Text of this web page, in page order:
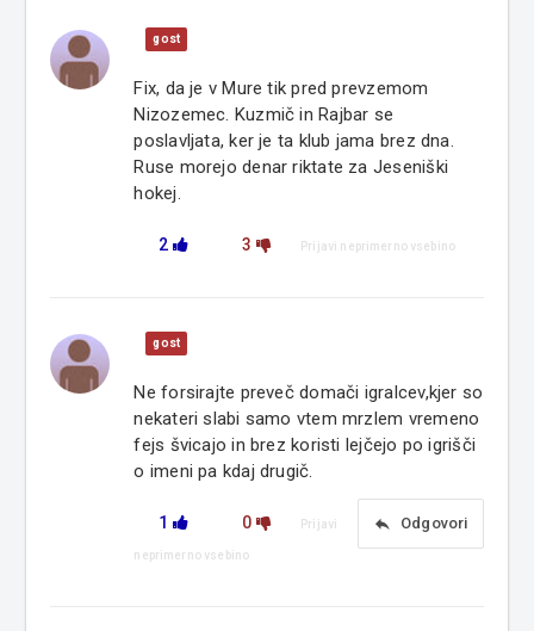
gost
Fix, da je v Mure tik pred prevzemom
Nizozemec. Kuzmič in Rajbar se
poslavljata, ker je ta klub jama brez dna.
Ruse morejo denar riktate za Jeseniški
hokej.
2 3 Prijavi neprimerno vsebino
gost
Ne forsirajte preveč domači igralcev,kjer so
nekateri slabi samo vtem mrzlem vremeno
fejs švicajo in brez koristi lejčejo po igrišči
o imeni pa kdaj drugič.
1 0 reply Odgovori
Prijavi
neprimerno vsebino